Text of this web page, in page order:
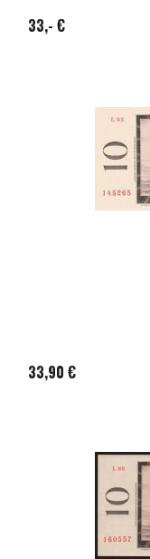
33,- €
33,90 €